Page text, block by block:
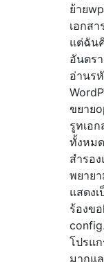
ย้าย
เอกส
แต่ฉัน
อันตร
อ่านร
ขยาย
รูทเอ
ทั้งหม
สำรอ
พยาย
แสดง
ร้องข
โปรแ
มากแ